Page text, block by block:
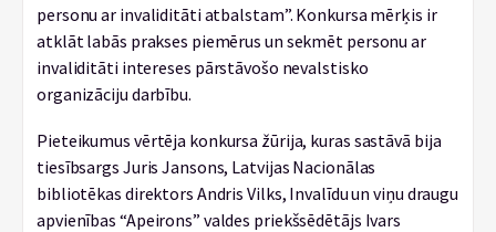
personu ar invaliditāti atbalstam”. Konkursa mērķis ir
atklāt labās prakses piemērus un sekmēt personu ar
invaliditāti intereses pārstāvošo nevalstisko
organizāciju darbību.
Pieteikumus vērtēja konkursa žūrija, kuras sastāvā bija
tiesībsargs Juris Jansons, Latvijas Nacionālas
bibliotēkas direktors Andris Vilks, Invalīdu un viņu draugu
apvienības “Apeirons” valdes priekšsēdētājs Ivars